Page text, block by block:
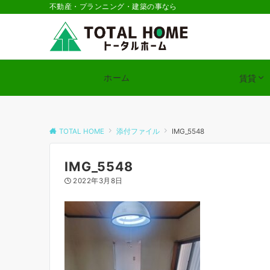
不動産・プランニング・建築の事なら
ホーム 賃貸
TOTAL HOME 添付ファイル IMG_5548
IMG_5548
2022年3月8日